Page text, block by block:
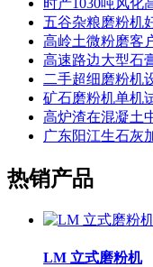
时产1030吨风化
五谷杂粮磨粉机
高岭土微粉磨客
高速路边大型石
二手超细磨粉机
矿石磨粉机单机
高炉渣在混凝土
广东阳江生石灰
热销产品
LM 立式磨粉机